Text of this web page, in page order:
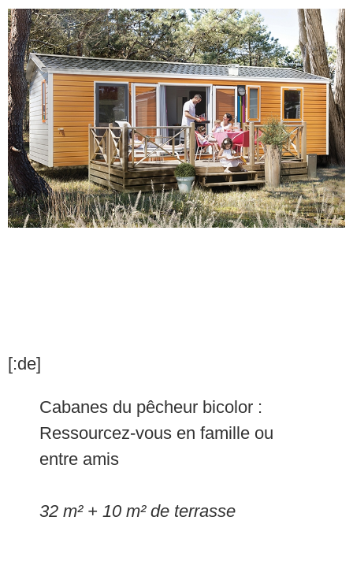
[:de]
Cabanes du pêcheur bicolor :
Ressourcez-vous en famille ou
entre amis
32 m² + 10 m² de terrasse